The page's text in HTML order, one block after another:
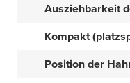
Ausziehbarkeit
Kompakt
Position der